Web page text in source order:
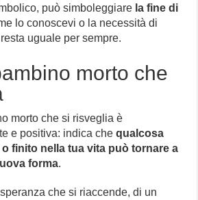
può simboleggiare la fine di
lo conoscevi o la necessità di
uguale per sempre.
morto che
morto che si risveglia è
e positiva: indica chequalcosa
finito nella tua vita può tornare a
forma.
che si riaccende, di un